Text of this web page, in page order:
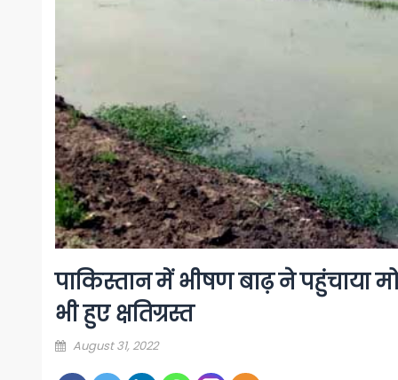
पाकिस्तान में भीषण बाढ़ ने पहुंचाया
भी हुए क्षतिग्रस्त
Posted
August 31, 2022